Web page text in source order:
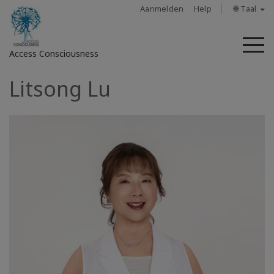
Aanmelden Help 🌐 Taal
Access Consciousness
Meld
Litsong Lu